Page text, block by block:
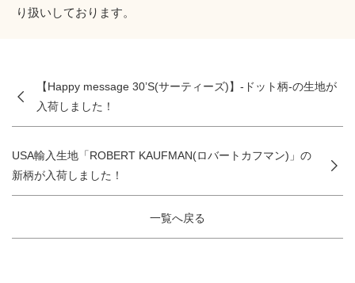
り扱いしております。
【Happy message 30’S(サーティーズ)】-ドット柄-の生地が
入荷しました！
一覧へ戻る
USA輸入生地「ROBERT KAUFMAN(ロバートカフマン)」の
新柄が入荷しました！